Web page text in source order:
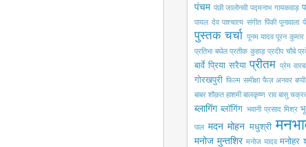
पंचम पंछी जालोनवी पद्मनाभ गायकवाड़
पायल देव पाश्चात्य संगीत पिंकी पूनावाला
पुस्तक चर्चा पूनम यादव पूरन कुमार
प्रतिभा बघेल प्रतीक कुहाड़ प्रदीप चौबे
बार्वे प्रिया सरैया प्रीतम प्रेम
गोरखपुरी फिल्म समीक्षा फैज़ अनवर
बाबर शौक़त हाशमी बालकृष्ण राव बासु
ब्लागिंग ब्लॉगिंग भवानी प्रसाद मिश्र
पाल मदन मोहन मधुश्री
मनोज मुन्तशिर मनोज यादव मनोहर